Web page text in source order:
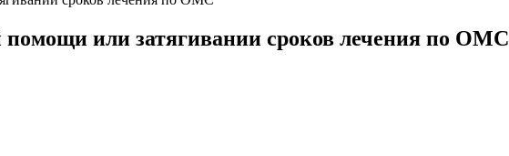
помощи или затягивании сроков лечения по ОМС